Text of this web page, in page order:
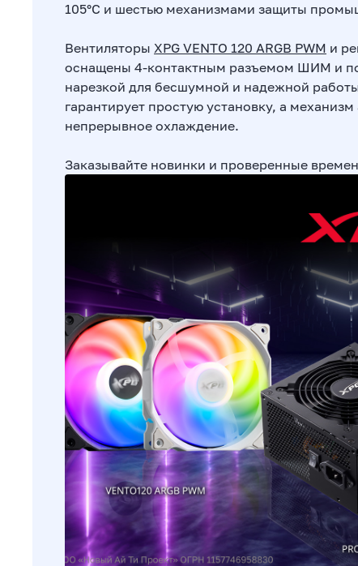
105°C и шестью механизмами защиты
Вентиляторы XPG VENTO 120 ARGB PWM и
оснащены 4-контактным разъемом ШИМ и
нарезкой для бесшумной и надежной
гарантирует простую установку, а
непрерывное охлаждение.
Заказывайте новинки и проверенные